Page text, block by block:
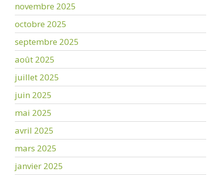
novembre 2025
octobre 2025
septembre 2025
août 2025
juillet 2025
juin 2025
mai 2025
avril 2025
mars 2025
janvier 2025